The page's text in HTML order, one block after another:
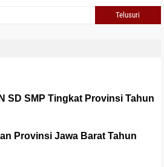
SD SMP Tingkat Provinsi Tahun
Provinsi Jawa Barat Tahun